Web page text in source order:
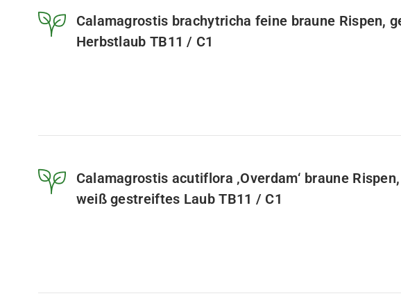
Calamagrostis brachytricha feine braune Rispen,
Herbstlaub TB11 / C1
Calamagrostis acutiflora ‚Overdam‘ braune
weiß gestreiftes Laub TB11 / C1